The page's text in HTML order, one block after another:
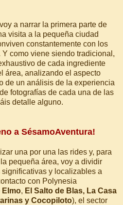
a narrar la primera parte de
visita a la pequeña ciudad
constantemente con los
como viene siendo tradicional,
de cada ingrediente
área, analizando el aspecto
de un análisis de la experiencia
fotografías de cada una de las
detalle alguno.
a SésamoAventura!
una por una las rides y, para
pequeña área, voy a dividir
y localizables a
con Polynesia
Elmo, El Salto de Blas, La Casa
y Cocopiloto), el sector